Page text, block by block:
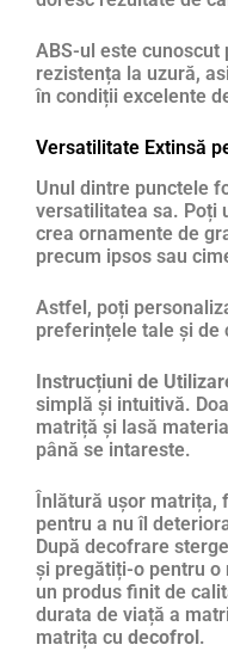
ABS-ul este
rezistența la uzură,
în condiții excelente
Versatilitate Extinsă
Unul dintre punctele
versatilitatea sa. Poți
crea ornamente de
precum ipsos sau
Astfel, poți
preferințele tale și de
Instrucțiuni de
simplă și intuitivă.
matriță și lasă
până se intareste.
Înlătură ușor matrița,
pentru a nu îl
După decofrare
și pregătiți-o pentru o
un produs finit de
durata de viață a
matrița cu decofrol.